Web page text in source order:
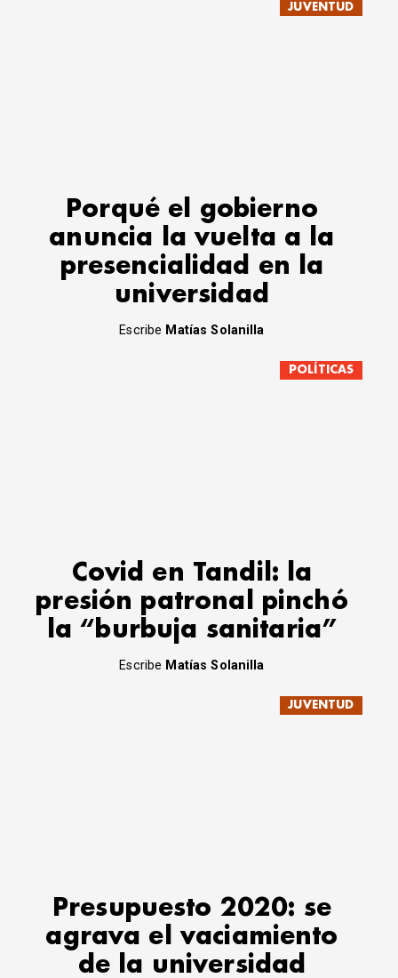
JUVENTUD
Porqué el gobierno
anuncia la vuelta a la
presencialidad en la
universidad
Escribe Matías Solanilla
POLÍTICAS
Covid en Tandil: la
presión patronal pinchó
la “burbuja sanitaria”
Escribe Matías Solanilla
JUVENTUD
Presupuesto 2020: se
agrava el vaciamiento
de la universidad